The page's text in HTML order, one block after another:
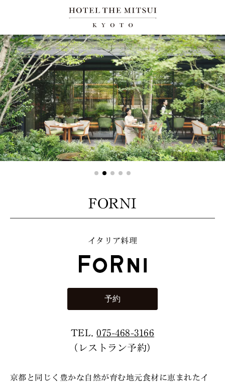
FORNI
イタリア料理
予約
TEL.075-468-3166
（レストラン予約）
京都と同じく豊かな⾃然が育む地元⾷材に恵まれたイ